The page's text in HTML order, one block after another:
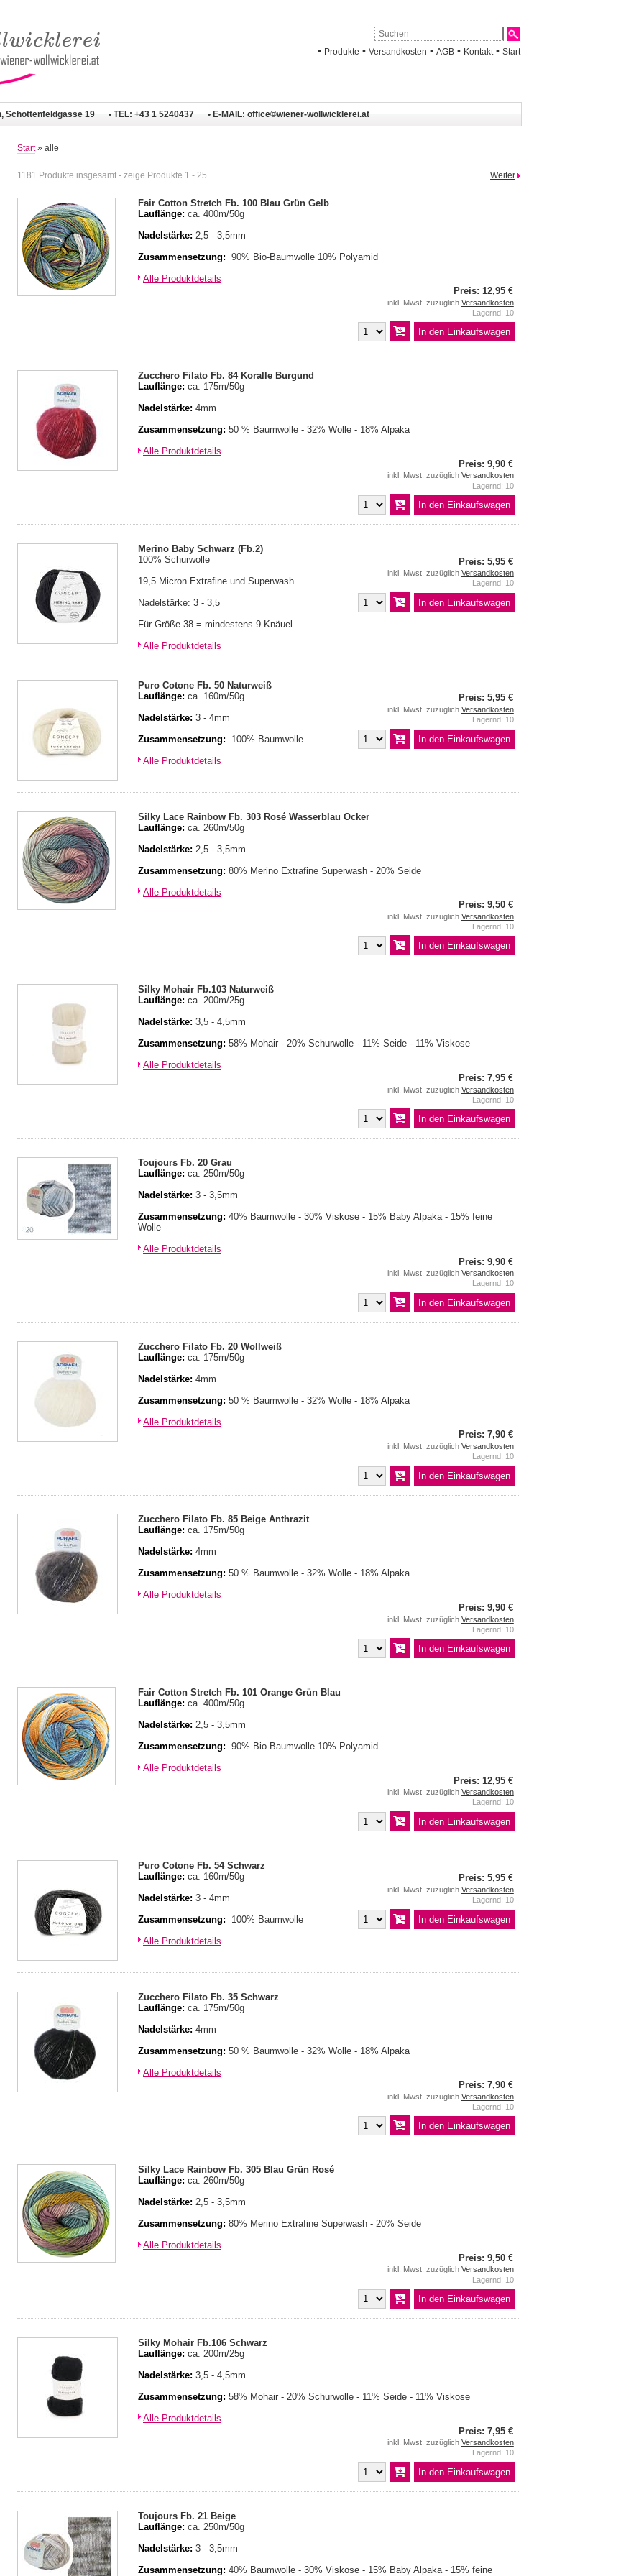
• Produkte • Versandkosten • AGB • Kontakt • Start
Schottenfeldgasse 19 • TEL: +43 1 5240437 • E-MAIL:office©wiener-wollwicklerei.at
Start» alle
1181 Produkte insgesamt - zeige Produkte 1 - 25 Weiter
Fair Cotton Stretch Fb. 100 Blau Grün Gelb
Lauflänge: ca. 400m/50g
Nadelstärke: 2,5 - 3,5mm
Zusammensetzung: 90% Bio-Baumwolle 10% Polyamid
Alle Produktdetails
Preis: 12,95 €
inkl. Mwst. zuzüglich Versandkosten
Lagernd: 10
Zucchero Filato Fb. 84 Koralle Burgund
Lauflänge: ca. 175m/50g
Nadelstärke: 4mm
Zusammensetzung: 50 % Baumwolle - 32% Wolle - 18% Alpaka
Alle Produktdetails
Preis: 9,90 €
inkl. Mwst. zuzüglich Versandkosten
Lagernd: 10
Merino Baby Schwarz (Fb.2)
100% Schurwolle
19,5 Micron Extrafine und Superwash
Nadelstärke: 3 - 3,5
Für Größe 38 = mindestens 9 Knäuel
Alle Produktdetails
Preis: 5,95 €
inkl. Mwst. zuzüglich Versandkosten
Lagernd: 10
Puro Cotone Fb. 50 Naturweiß
Lauflänge: ca. 160m/50g
Nadelstärke: 3 - 4mm
Zusammensetzung:
100% Baumwolle
Alle Produktdetails
Preis: 5,95 €
inkl. Mwst. zuzüglich Versandkosten
Lagernd: 10
Silky Lace Rainbow Fb. 303 Rosé Wasserblau Ocker
Lauflänge: ca. 260m/50g
Nadelstärke: 2,5 - 3,5mm
Zusammensetzung: 80% Merino Extrafine Superwash - 20% Seide
Alle Produktdetails
Preis: 9,50 €
inkl. Mwst. zuzüglich Versandkosten
Lagernd: 10
Silky Mohair Fb.103 Naturweiß
Lauflänge: ca. 200m/25g
Nadelstärke: 3,5 - 4,5mm
Zusammensetzung: 58% Mohair - 20% Schurwolle - 11% Seide - 11% Viskose
Alle Produktdetails
Preis: 7,95 €
inkl. Mwst. zuzüglich Versandkosten
Lagernd: 10
Toujours Fb. 20 Grau
Lauflänge: ca. 250m/50g
Nadelstärke: 3 - 3,5mm
Zusammensetzung: 40% Baumwolle - 30% Viskose - 15% Baby Alpaka - 15% feine
Wolle
Alle Produktdetails
Preis: 9,90 €
inkl. Mwst. zuzüglich Versandkosten
Lagernd: 10
Zucchero Filato Fb. 20 Wollweiß
Lauflänge: ca. 175m/50g
Nadelstärke: 4mm
Zusammensetzung: 50 % Baumwolle - 32% Wolle - 18% Alpaka
Alle Produktdetails
Preis: 7,90 €
inkl. Mwst. zuzüglich Versandkosten
Lagernd: 10
Zucchero Filato Fb. 85 Beige Anthrazit
Lauflänge: ca. 175m/50g
Nadelstärke: 4mm
Zusammensetzung: 50 % Baumwolle - 32% Wolle - 18% Alpaka
Alle Produktdetails
Preis: 9,90 €
inkl. Mwst. zuzüglich Versandkosten
Lagernd: 10
Fair Cotton Stretch Fb. 101 Orange Grün Blau
Lauflänge: ca. 400m/50g
Nadelstärke: 2,5 - 3,5mm
Zusammensetzung: 90% Bio-Baumwolle 10% Polyamid
Alle Produktdetails
Preis: 12,95 €
inkl. Mwst. zuzüglich Versandkosten
Lagernd: 10
Puro Cotone Fb. 54 Schwarz
Lauflänge: ca. 160m/50g
Nadelstärke: 3 - 4mm
Zusammensetzung:
100% Baumwolle
Alle Produktdetails
Preis: 5,95 €
inkl. Mwst. zuzüglich Versandkosten
Lagernd: 10
Zucchero Filato Fb. 35 Schwarz
Lauflänge: ca. 175m/50g
Nadelstärke: 4mm
Zusammensetzung: 50 % Baumwolle - 32% Wolle - 18% Alpaka
Alle Produktdetails
Preis: 7,90 €
inkl. Mwst. zuzüglich Versandkosten
Lagernd: 10
Silky Lace Rainbow Fb. 305 Blau Grün Rosé
Lauflänge: ca. 260m/50g
Nadelstärke: 2,5 - 3,5mm
Zusammensetzung: 80% Merino Extrafine Superwash - 20% Seide
Alle Produktdetails
Preis: 9,50 €
inkl. Mwst. zuzüglich Versandkosten
Lagernd: 10
Silky Mohair Fb.106 Schwarz
Lauflänge: ca. 200m/25g
Nadelstärke: 3,5 - 4,5mm
Zusammensetzung: 58% Mohair - 20% Schurwolle - 11% Seide - 11% Viskose
Alle Produktdetails
Preis: 7,95 €
inkl. Mwst. zuzüglich Versandkosten
Lagernd: 10
Toujours Fb. 21 Beige
Lauflänge: ca. 250m/50g
Nadelstärke: 3 - 3,5mm
Zusammensetzung: 40% Baumwolle - 30% Viskose - 15% Baby Alpaka - 15% feine